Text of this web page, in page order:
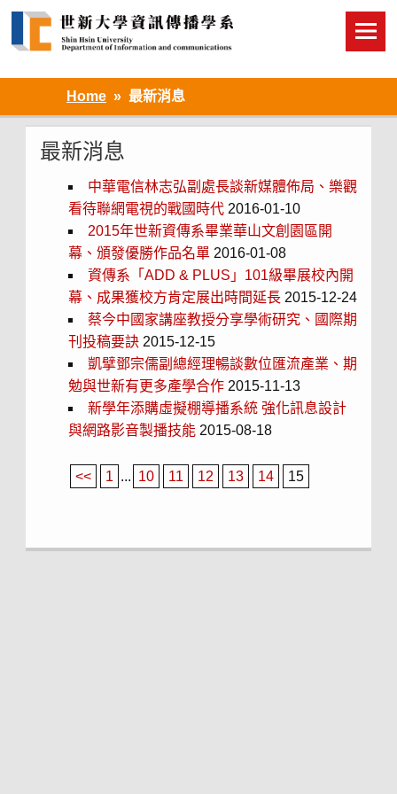
Home 最新消息
最新消息
中華電信林志弘副處長談新媒體佈局、樂觀
看待聯網電視的戰國時代2016-01-10
2015年世新資傳系畢業華山文創園區開
幕、頒發優勝作品名單2016-01-08
資傳系「ADD & PLUS」101級畢展校內開
幕、成果獲校方肯定展出時間延長2015-12-24
蔡今中國家講座教授分享學術研究、國際期
刊投稿要訣2015-12-15
凱擘鄧宗儒副總經理暢談數位匯流產業、期
勉與世新有更多產學合作2015-11-13
新學年添購虛擬棚導播系統 強化訊息設計
與網路影音製播技能 2015-08-18
<< 1 ... 10 11 12 13 14 15